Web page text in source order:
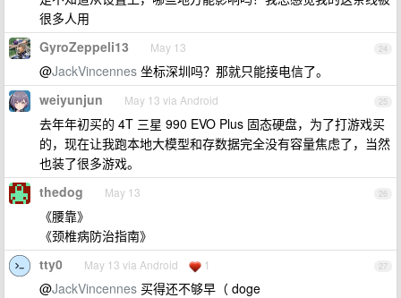
很多人用
24
GyroZeppeli13 May 13
@JackVincennes 坐标深圳吗？那就只能接电信了。
25
weiyunjun May 13 via Android
去年年初买的 4T 三星 990 EVO Plus 固态硬盘，为了打游戏买
的，现在让我跑本地大模型和存数据完全没有容量焦虑了，当然
也装了很多游戏。
26
thedog May 13
《腰靠》
《颈椎病防治指南》
27
tty0 May 13 via Android 1
@JackVincennes 买得还不够早（ doge